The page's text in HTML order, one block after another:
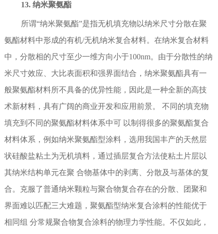
13. 纳米聚氨酯
所谓“纳米聚氨酯”是指无机填充物以纳米尺寸分散在聚
氨酯材料中形成的有机/无机纳米复合材料。在纳米复合材料
中，分散相的尺寸至少一维方向小于100nm。由于分散性的纳
米尺寸效应、大比表面积和强界面结合，纳米聚氨酯具有一
般聚氨酯材料所不具备的优异性能，因此是一种全新的高技
术新材料，具有广阔的商业开发和应用前景。 不同的填充物
填充到不同的聚氨酯材料体系中可 以制得很多的聚氨酯复合
材料体系，例如纳米聚氨酯型涂料，选用我国丰产的天然层
状硅酸盐粘土为无机填料，通过插层复合方法使粘土片层以
其纳米结构单元在聚 合物基体中的剥离、分散及与基体的复
合。克服了普通纳米颗粒与聚合物复合存在的分散、团聚和
界面难以匹配三大难题，聚氨酯型纳米复合涂料的性能优于
相同组 分常规聚合物复合涂料的物理力学性能。不仅如此，